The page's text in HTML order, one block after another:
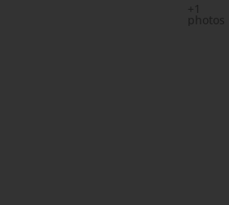
+1
photos